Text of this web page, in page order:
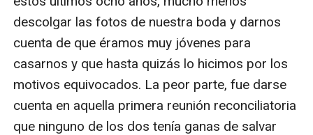
descolgar las fotos de nuestra boda y darnos
cuenta de que éramos muy jóvenes para
casarnos y que hasta quizás lo hicimos por los
motivos equivocados. La peor parte, fue darse
cuenta en aquella primera reunión reconciliatoria
que ninguno de los dos tenía ganas de salvar